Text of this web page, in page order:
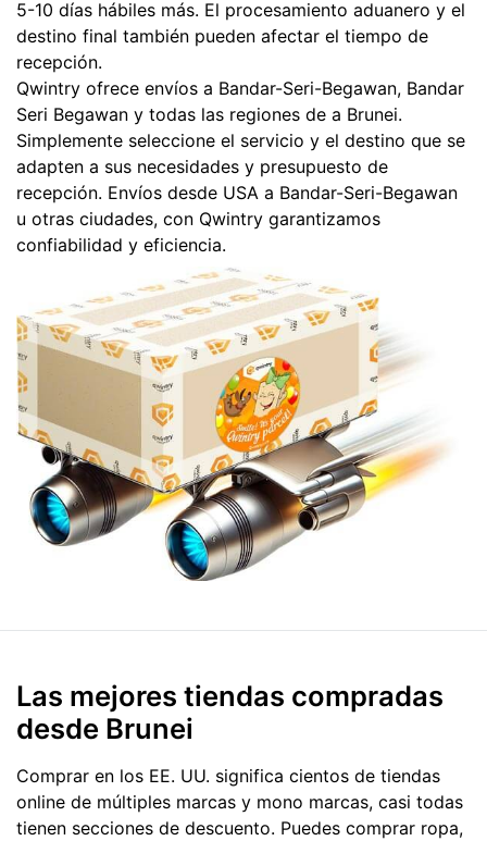
5-10 días hábiles más. El procesamiento aduanero y el
destino final también pueden afectar el tiempo de
recepción.
Qwintry ofrece envíos a Bandar-Seri-Begawan, Bandar
Seri Begawan y todas las regiones de a Brunei.
Simplemente seleccione el servicio y el destino que se
adapten a sus necesidades y presupuesto de
recepción. Envíos desde USA a Bandar-Seri-Begawan
u otras ciudades, con Qwintry garantizamos
confiabilidad y eficiencia.
Las mejores tiendas compradas
desde Brunei
Comprar en los EE. UU. significa cientos de tiendas
online de múltiples marcas y mono marcas, casi todas
tienen secciones de descuento. Puedes comprar ropa,